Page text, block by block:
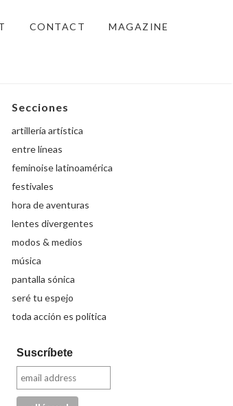
CONTACT MAGAZINE
Secciones
artillería artística
entre líneas
feminoise latinoamérica
festivales
hora de aventuras
lentes divergentes
modos & medios
música
pantalla sónica
seré tu espejo
toda acción es política
Suscríbete